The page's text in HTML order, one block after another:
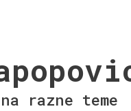
razne teme